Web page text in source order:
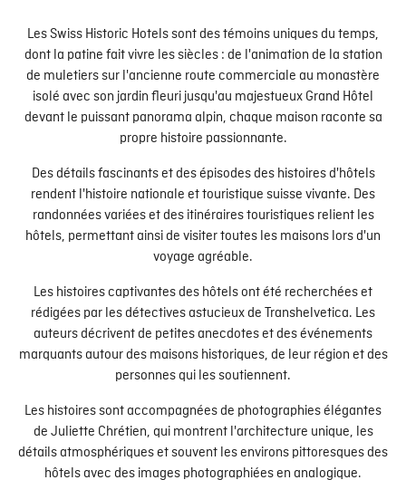
Les Swiss Historic Hotels sont des témoins uniques du temps,
dont la patine fait vivre les siècles : de l'animation de la station
de muletiers sur l'ancienne route commerciale au monastère
isolé avec son jardin fleuri jusqu'au majestueux Grand Hôtel
devant le puissant panorama alpin, chaque maison raconte sa
propre histoire passionnante.
Des détails fascinants et des épisodes des histoires d'hôtels
rendent l'histoire nationale et touristique suisse vivante. Des
randonnées variées et des itinéraires touristiques relient les
hôtels, permettant ainsi de visiter toutes les maisons lors d'un
voyage agréable.
Les histoires captivantes des hôtels ont été recherchées et
rédigées par les détectives astucieux de Transhelvetica. Les
auteurs décrivent de petites anecdotes et des événements
marquants autour des maisons historiques, de leur région et des
personnes qui les soutiennent.
Les histoires sont accompagnées de photographies élégantes
de Juliette Chrétien, qui montrent l'architecture unique, les
détails atmosphériques et souvent les environs pittoresques des
hôtels avec des images photographiées en analogique.